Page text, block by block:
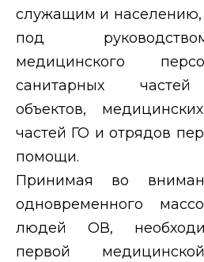
служащим и
под
медицинского
санитарных частей
объектов,
частей ГО и отрядов
помощи.
Принимая во
одновременного
людей ОВ,
первой